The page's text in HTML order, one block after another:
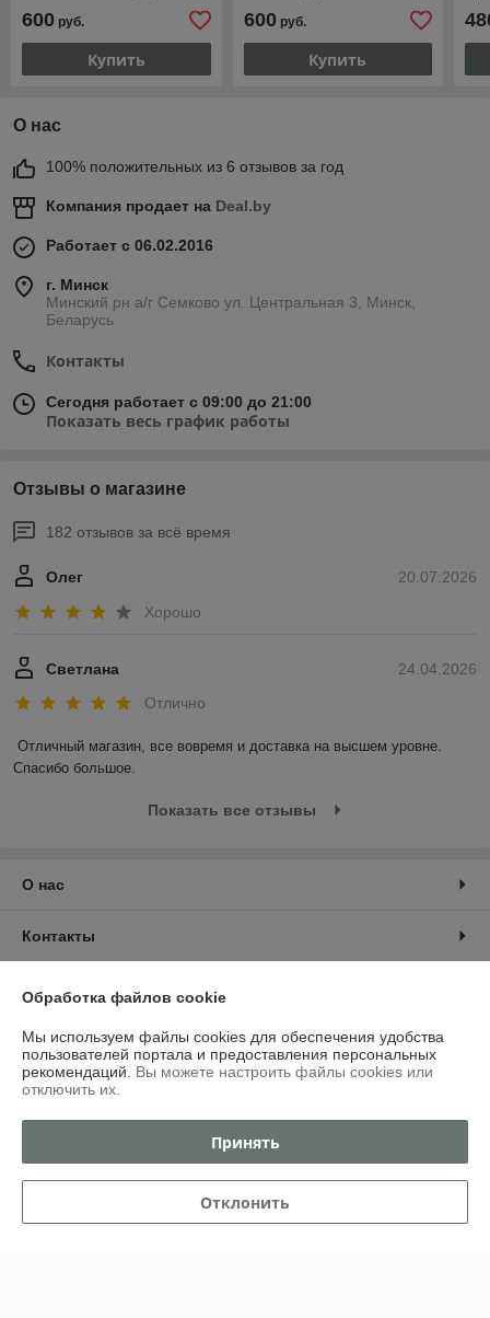
600 руб.
Купить
600руб.
Купить
О нас
100% положительных из 6 отзывов за год
Компания продает на Deal.by
Работает с 06.02.2016
г. Минск
Минский рн а/г Семково ул. Центральная 3, Минск,
Беларусь
Контакты
Сегодня работает с 09:00 до 21:00
Показать весь график работы
Отзывы о магазине
182 отзывов за всё время
20.07.2026
Олег
Хорошо
24.04.2026
Светлана
Отлично
Отличный магазин, все вовремя и доставка на высшем уровне.
Спасибо большое.
Показать все отзывы
О нас
Контакты
График работы
Полная версия сайта
Политика обработки cookies
Обработка файлов cookie
Мы используем файлы cookies для обеспечения удобства
пользователей портала и предоставления персональных
рекомендаций. Вы можете настроить файлы cookies или
отключить их.
Принять
Отклонить